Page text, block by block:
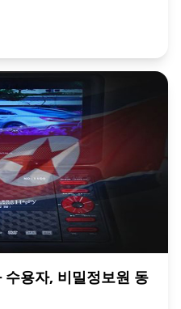
용자, 비밀정보원 동